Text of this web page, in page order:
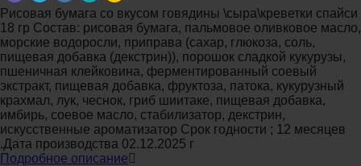
Рисовая бумага со вкусом говядины \сыра\креветки спайси
18 гр Состав: рисовая бумага, пальмовое оливковое масло,
морские водоросли, приправа (сахар, глюкоза, соль,
пищевая добавка (декстрин)), порошок сладкой кукурузы,
пшеничная клейковина, ферментированный соевый
экстракт, пищевая добавка, фруктоза, патока, кукурузный
крахмал, лук, чеснок, гриб шиитаке, пищевая добавка,
имбирь, соевое масло, стабилизатор, декстрин,
искусственные ароматизатор Срок годности ; 12 месяцев
.Дата производства 02.12.2025 г
Подробное описание